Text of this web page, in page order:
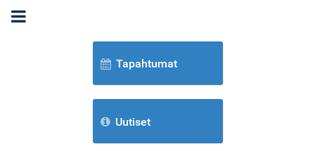
Tapahtumat
Uutiset